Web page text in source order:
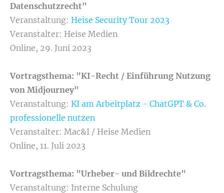
Datenschutzrecht"
Veranstaltung: Heise Security Tour 2023
Veranstalter: Heise Medien
Online, 29. Juni 2023
Vortragsthema: "KI-Recht / Einführung Nutzung
von Midjourney"
Veranstaltung: KI am Arbeitplatz - ChatGPT & Co.
professionelle nutzen
Veranstalter: Mac&I / Heise Medien
Online, 11. Juli 2023
Vortragsthema: "Urheber- und Bildrechte"
Veranstaltung: Interne Schulung